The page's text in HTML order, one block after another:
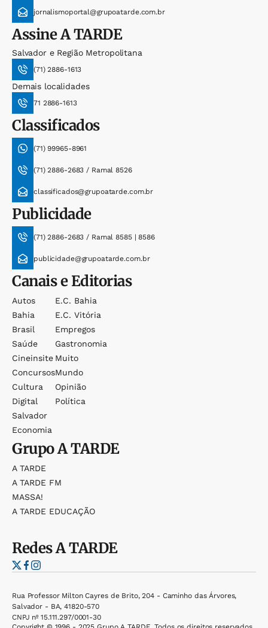
jornalismoportal@grupoatarde.com.br
AssineA TARDE
Salvador e Região Metropolitana
(71) 2886-1613
Demais localidades
71 2886-1613
Classificados
(71) 99965-8961
(71) 2886-2683 / Ramal 8526
classificados@grupoatarde.com.br
Publicidade
(71) 2886-2683 / Ramal 8585 | 8586
publicidade@grupoatarde.com.br
Canais e Editorias
Autos
Bahia
Brasil
Saúde
Cineinsite
Concursos
Cultura
Digital
Salvador
Economia
E.c. Bahia
E.c. Vitória
Empregos
Gastronomia
Muito
Mundo
Opinião
Política
GrupoA TARDE
A TARDE
A TARDE FM
MASSA!
A TARDE EDUCAÇÃO
RedesA TARDE
Rua Professor Milton Cayres de Brito, 204 - Caminho das Árvores,
Salvador - BA, 41820-570
CNPJ nº 15.111.297/0001-30